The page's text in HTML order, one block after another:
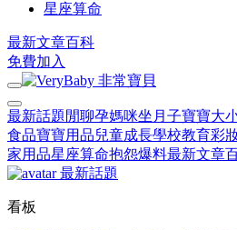
星座算命
最新文章百科
免費加入
最新話題 閒聊孕媽咪坐月子寶寶大
食品寶寶用品兒童成長學校教育彩
家用品星座算命抱怨爆料最新文章
最新話題
看板